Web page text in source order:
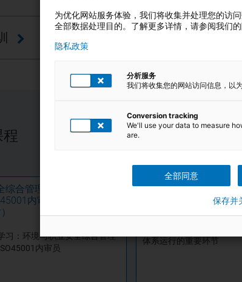
合管理体系
内审员混合式课程
习：环境与职业安全综合管理
内审员
职业健康安全管理体
体系运行的重要环节
为优化网站服务体验，我们将收集并处理您的访
全部数据处理目的。了解更多详情，请参阅我们的
隐私政策
分析服务
我们将收集您的网站访问信息，以
Conversion tracking
We'll use your data to measure
are.
全部同意
保存并